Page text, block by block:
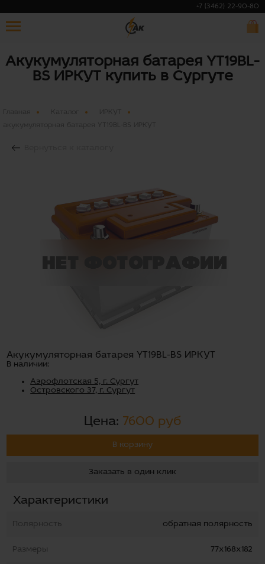
+7 (3462) 22-90-80
Акукумуляторная батарея YT19BL-
BS ИРКУТ купить в Сургуте
Главная
акукумуляторная батарея YT19BL-BS ИРКУТ
Акукумуляторная батарея YT19BL-BS ИРКУТ
В наличии:
Аэрофлотская 5, г. Сургут
Островского 37, г. Сургут
Цена: 7600 руб
В корзину
Заказать в один клик
Характеристики
Полярность обратная полярность
Размеры 77х168х182